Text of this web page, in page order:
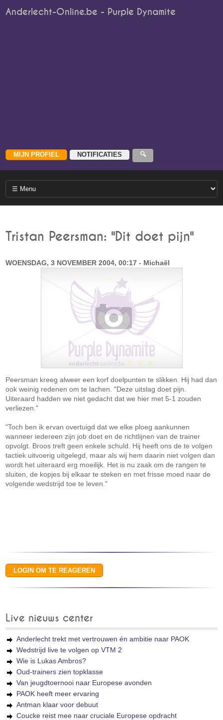
Anderlecht-Online.be - Purple Dynamite
Tristan Peersman: "Dit doet pijn"
WOENSDAG, 3 NOVEMBER 2004, 00:17 - Michaël
Peersman kreeg alweer een korf doelpunten te slikken. Hij had dan
ook weinig redenen om te lachen. "Deze uitslag doet pijn.
Uiteraard hadden we niet gedacht dat we hier met 5-1 zouden
verliezen."
"Toch ben ik ervan overtuigd dat we elke ploeg aankunnen
wanneer iedereen zijn job doet en de richtlijnen van de trainer
opvolgt. Broos treft geen enkele schuld. Hij heeft ons de te volgen
tactiek uitvoerig uitgelegd, maar als wij hem daarin niet volgen dan
wordt het uiteraard erg moeilijk. Het is nu zaak om de rangen te
sluiten, de kopjes bij elkaar te steken en met frisse moed naar de
volgende wedstrijd toe te leven."
Live nieuws center
Anderlecht trekt met vertrouwen én ambitie naar PAOK
Wedstrijd live te volgen op VTM 2
Wie is Lukas Ambros?
Oud-trainers zien topklasse
Van jeugdtoernooi naar Europese avonden
PAOK heeft meer ervaring
Antman klaar voor debuut
Coucke reist mee naar cruciale Europese opdracht